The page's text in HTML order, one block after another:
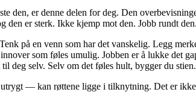
den, er denne delen for deg. Den
er sterk. Ikke kjemp mot den. Jobb rundt den.
på en venn som har det vanskelig. Legg
som føles umulig. Jobben er å lukke det
deg selv. Selv om det føles hult, bygger du stien.
— kan røttene ligge i tilknytning. Det er